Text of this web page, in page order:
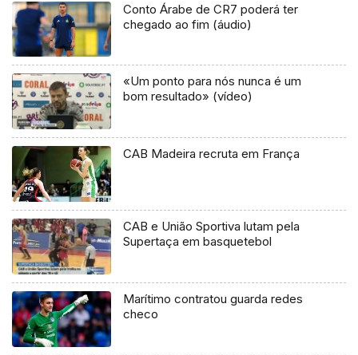
Conto Árabe de CR7 poderá ter
chegado ao fim (áudio)
«Um ponto para nós nunca é um
bom resultado» (vídeo)
CAB Madeira recruta em França
CAB e União Sportiva lutam pela
Supertaça em basquetebol
Marítimo contratou guarda redes
checo